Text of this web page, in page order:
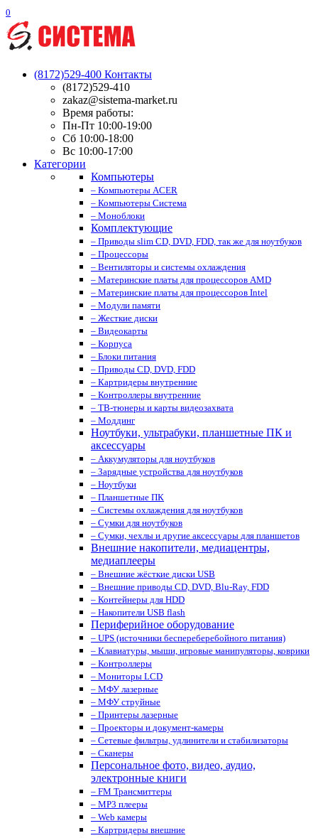
0
(8172)529-400 Контакты
(8172)529-410
zakaz@sistema-market.ru
Время работы:
Пн-Пт 10:00-19:00
Сб 10:00-18:00
Вс 10:00-17:00
Категории
Компьютеры
– Компьютеры ACER
– Компьютеры Система
– Моноблоки
Комплектующие
– Приводы slim CD, DVD, FDD, так же для ноутбуков
– Процессоры
– Вентиляторы и системы охлаждения
– Материнские платы для процессоров AMD
– Материнские платы для процессоров Intel
– Модули памяти
– Жесткие диски
– Видеокарты
– Корпуса
– Блоки питания
– Приводы CD, DVD, FDD
– Картридеры внутренние
– Контроллеры внутренние
– ТВ-тюнеры и карты видеозахвата
– Моддинг
Ноутбуки, ультрабуки, планшетные ПК и
аксессуары
– Аккумуляторы для ноутбуков
– Зарядные устройства для ноутбуков
– Ноутбуки
– Планшетные ПК
– Системы охлаждения для ноутбуков
– Сумки для ноутбуков
– Сумки, чехлы и другие аксессуары для планшетов
Внешние накопители, медиацентры,
медиаплееры
– Внешние жёсткие диски USB
– Внешние приводы CD, DVD, Blu-Ray, FDD
– Контейнеры для HDD
– Накопители USB flash
Периферийное оборудование
– UPS (источники беспереберебойного питания)
– Клавиатуры, мыши, игровые манипуляторы, коврики
– Контроллеры
– Мониторы LCD
– МФУ лазерные
– МФУ струйные
– Принтеры лазерные
– Проекторы и документ-камеры
– Сетевые фильтры, удлинители и стабилизаторы
– Сканеры
Персональное фото, видео, аудио,
электронные книги
– FM Трансмиттеры
– MP3 плееры
– Web камеры
– Картридеры внешние